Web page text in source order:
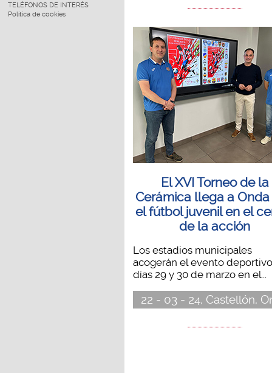
TELÉFONOS DE INTERÉS
Política de cookies
El XVI Torneo de la
Cerámica llega a
el fútbol juvenil en el
de la acción
Los estadios municipales
acogerán el evento
días 29 y 30 de marzo en el...
22 - 03 - 24, Castellón,